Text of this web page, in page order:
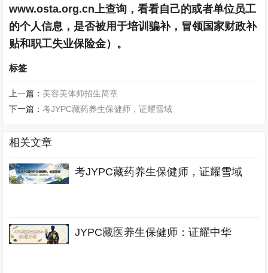
www.osta.org.cn上查询，看看自己的或者单位员工
的个人信息，是否被用于培训骗补，冒领国家财政补
贴和职工失业保险金）。
标签
上一篇： 美容美体师招生简章
下一篇：考JYPC藏药养生保健师，证耀雪域
相关文章
考JYPC藏药养生保健师，证耀雪域
JYPC藏医养生保健师：证耀中华